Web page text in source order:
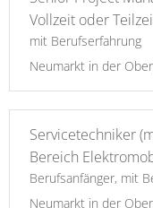
Vollzeit oder
mit Berufserfahrung
Neumarkt in der
Servicetechniker
Bereich
Berufsanfänger, mit
Neumarkt in der